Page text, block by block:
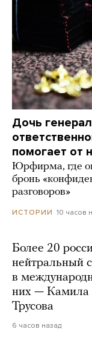
Дочь
помогает от
Юрфирма, где
бронь
разговоров»
ИСТОРИИ 10 часов
Более 20
нейтральный
в
них — Камила
Трусова
6 часов назад